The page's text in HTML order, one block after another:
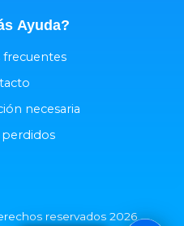
Ayuda?
frecuentes
necesaria
reservados 2026